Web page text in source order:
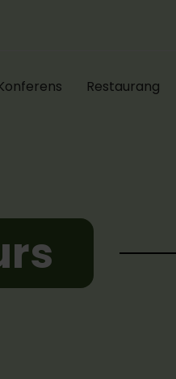
Restaurang